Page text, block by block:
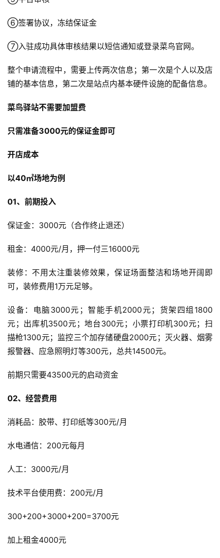
页
全
开
店
跨
境
百
科
社
营
跨
境
导
航
⑥签署协议，冻结保证金
⑦入驻成功具体审核结果以短信通知或登录菜鸟官网。
整个申请流程中，需要上传两次信息；第一次是个人以及店
铺的基本信息，第二次是站点内基本硬件设施的配备信息。
菜鸟驿站不需要加盟费
只需准备3000元的保证金即可
开店成本
以40㎡场地为例
01、前期投入
保证金：3000元（合作终止退还）
租金：4000元/月，押一付三16000元
装修：不用太注重装修效果，保证场面整洁和场地开阔即
可，装修费用1万元足够。
设备：电脑3000元；智能手机2000元；货架四组1800
元；出库机3500元；地台300元；小票打印机300元；扫
描枪1300元；监控三个加存储硬盘2000元；灭火器、烟雾
报警器、应急照明灯等300元，总共14500元。
前期只需要43500元的启动资金
02、经营费用
消耗品：胶带、打印纸等300元/月
水电通信：200元每月
人工：3000元/月
技术平台使用费：200元/月
300+200+3000+200=3700元
加上租金4000元